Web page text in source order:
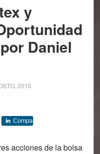
y
Daniel
2015
Comparte
acciones de la bolsa